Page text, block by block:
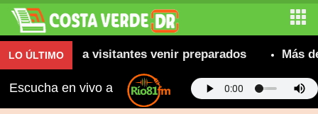
LO ÚLTIMOa visitantes venir preparados Más de
Escucha en vivo a